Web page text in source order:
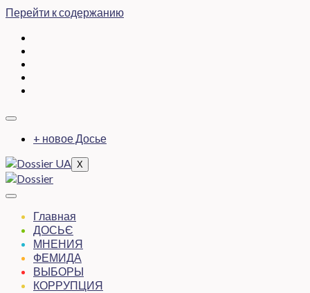
Перейти к содержанию
+ новое Досье
X
Главная
ДОСЬЄ
МНЕНИЯ
ФЕМИДА
ВЫБОРЫ
КОРРУПЦИЯ